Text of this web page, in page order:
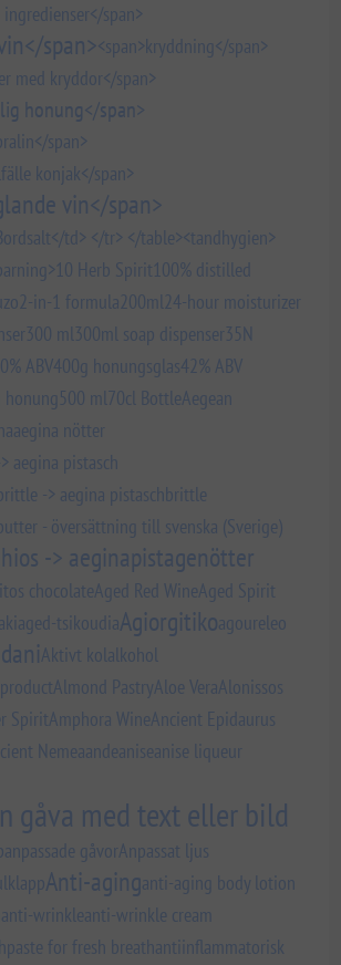
span>
span><span>kryddning</span>
med kryddor</span>
honung</span>
span>
konjak</span>
vin</span>
td> </tr> </table><tandhygien>
10 Herb Spirit100% distilled
2-in-1 formula200ml24-hour moisturizer
300 ml300ml soap dispenser35N
ABV400g honungsglas42% ABV
honung500 ml70cl BottleAegean
aegina nötter
aegina pistasch
-> aegina pistaschbrittle
- översättning till svenska (Sverige)
-> aeginapistagenötter
chocolateAged Red WineAged Spirit
aged-tsikoudiaAgiorgitikoagoureleo
Aktivt kolalkohol
Almond PastryAloe VeraAlonissos
SpiritAmphora WineAncient Epidaurus
Nemeaandeaniseanise liqueur
gåva med text eller bild
anpassade gåvorAnpassat ljus
Anti-aginganti-aging body lotion
anti-wrinkleanti-wrinkle cream
for fresh breathantiinflammatorisk